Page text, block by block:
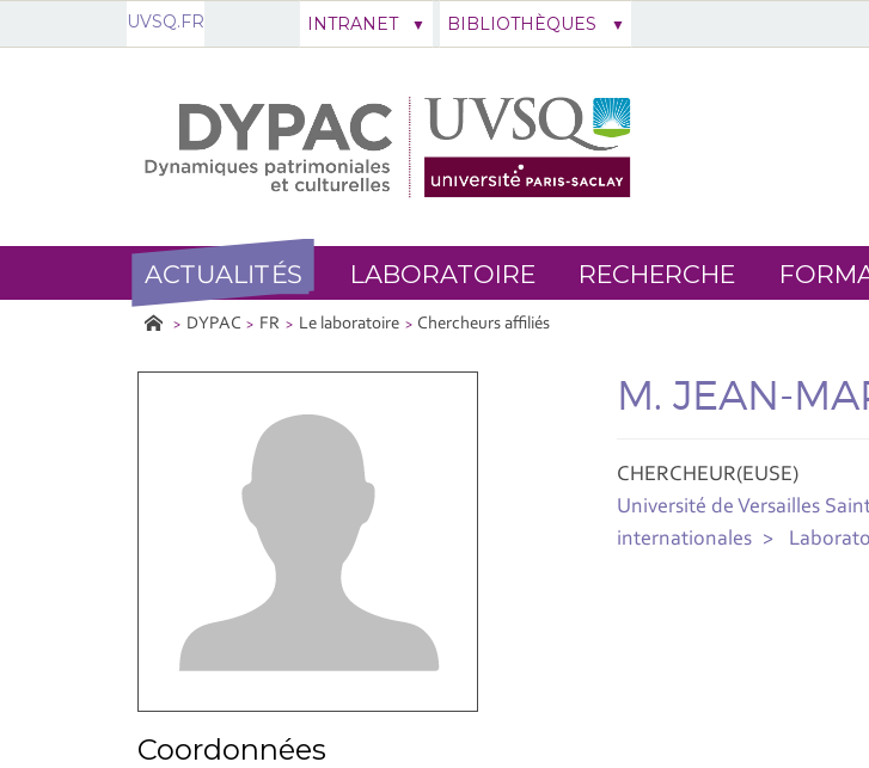
UVSQ.FR
ACTUALITÉS LABORATOIRE RECHERCHE
DYPAC FR Le laboratoire Chercheurs affiliés
M. JEAN-
CHERCHEUR(EUSE)
Université de Versailles
internationales
Coordonnées
INTRANET BIBLIOTHÈQUES